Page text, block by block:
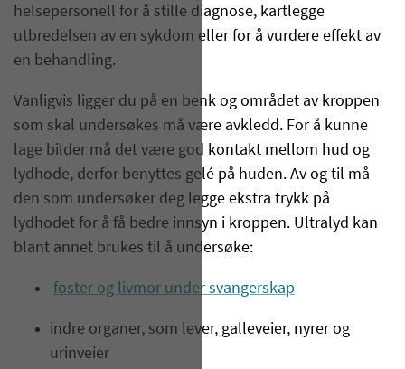
helsepersonell for å stille diagnose, kartlegge
utbredelsen av en sykdom eller for å vurdere effekt av
en behandling.
Vanligvis ligger du på en benk og området av kroppen
som skal undersøkes må være avkledd. For å kunne
lage bilder må det være god kontakt mellom hud og
lydhode, derfor benyttes gelé på huden. Av og til må
den som undersøker deg legge ekstra trykk på
lydhodet for å få bedre innsyn i kroppen. Ultralyd kan
blant annet brukes til å undersøke:
foster og livmor under svangerskap
indre organer, som lever, galleveier, nyrer og
urinveier